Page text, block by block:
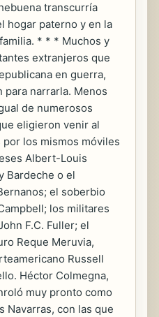
transcurría
hogar paterno y en la
* * * Muchos y
extranjeros que
en guerra,
para narrarla. Menos
de numerosos
eligieron venir al
los mismos móviles
Albert-Louis
Bardeche o el
el soberbio
los militares
F.C. Fuller; el
Reque Meruvia,
Russell
Héctor Colmegna,
muy pronto como
Navarras, con las que